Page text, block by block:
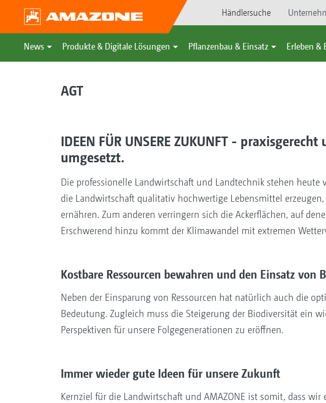
Händlersuche
News Produkte & Digitale Lösungen Pflanzenbau & Einsatz Erleben &
AGT
IDEEN FÜR UNSERE ZUKUNFT -
umgesetzt.
Die professionelle Landwirtschaft und Landtechnik stehen heute
die Landwirtschaft qualitativ hochwertige Lebensmittel
ernähren. Zum anderen verringern sich die Ackerflächen, auf
Erschwerend hinzu kommt der Klimawandel mit extremen
Kostbare Ressourcen bewahren und den Einsatz
Neben der Einsparung von Ressourcen hat natürlich auch die
Bedeutung. Zugleich muss die Steigerung der Biodiversität ein
Perspektiven für unsere Folgegenerationen zu eröffnen.
Immer wieder gute Ideen für unsere Zukunft
Kernziel für die Landwirtschaft und AMAZONE ist somit, dass